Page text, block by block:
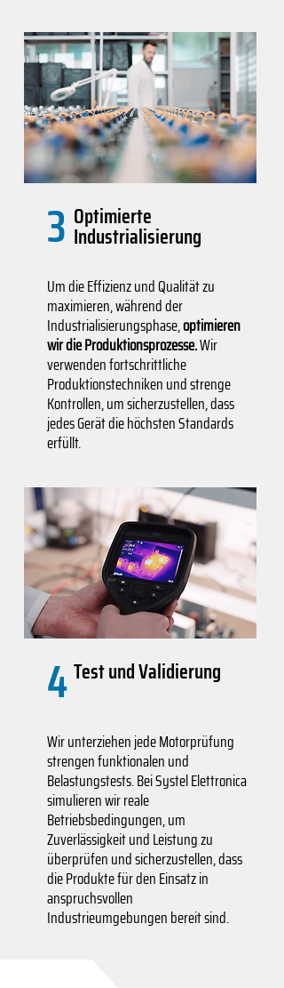
3 Optimierte
Industrialisierung
Um die Effizienz und Qualität zu
maximieren, während der
Industrialisierungsphase,optimieren
wir die Produktionsprozesse.Wir
verwenden fortschrittliche
Produktionstechniken und strenge
Kontrollen, um sicherzustellen, dass
jedes Gerät die höchsten Standards
erfüllt.
4Test und Validierung
Wir unterziehen jede Motorprüfung
strengen funktionalen und
Belastungstests. Bei Systel Elettronica
simulieren wir reale
Betriebsbedingungen, um
Zuverlässigkeit und Leistung zu
überprüfen und sicherzustellen, dass
die Produkte für den Einsatz in
anspruchsvollen
Industrieumgebungen bereit sind.